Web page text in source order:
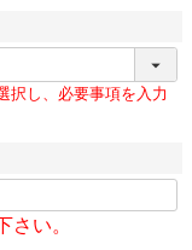
択し、必要事項を入力
さい。